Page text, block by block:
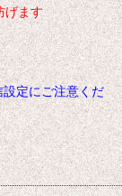
げます
定にご注意くだ